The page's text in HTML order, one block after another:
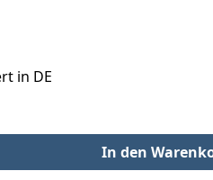
in DE
benutze die Schaltflächen um
In den